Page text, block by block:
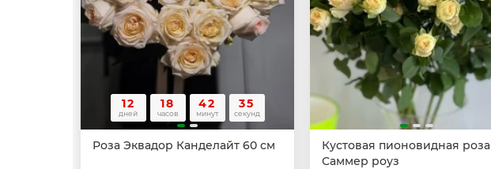
12
дней
18
часов
42
минут
34
секунд
Роза Эквадор Канделайт 60 см
Кустовая пионовидная роза
Саммер роуз